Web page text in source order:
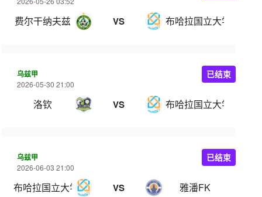
费尔干纳夫兹 VS 布哈拉国立大学
乌兹甲
2026-05-30 21:00
洛钦 VS 布哈拉国立大学
已结束
乌兹甲
2026-06-03 21:00
布哈拉国立大学 VS 雅潘FK
已结束